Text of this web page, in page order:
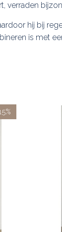
verraden
hij bij
is met